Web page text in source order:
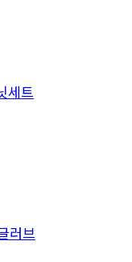
세트
러브